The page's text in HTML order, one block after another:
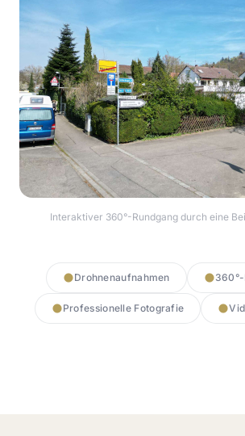
Interaktiver 360°-Rundgang durch eine
Drohnenaufnahmen
Professionelle Fotografie